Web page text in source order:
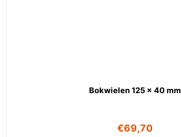
Bokwielen 125 x 40 mm
€69,70